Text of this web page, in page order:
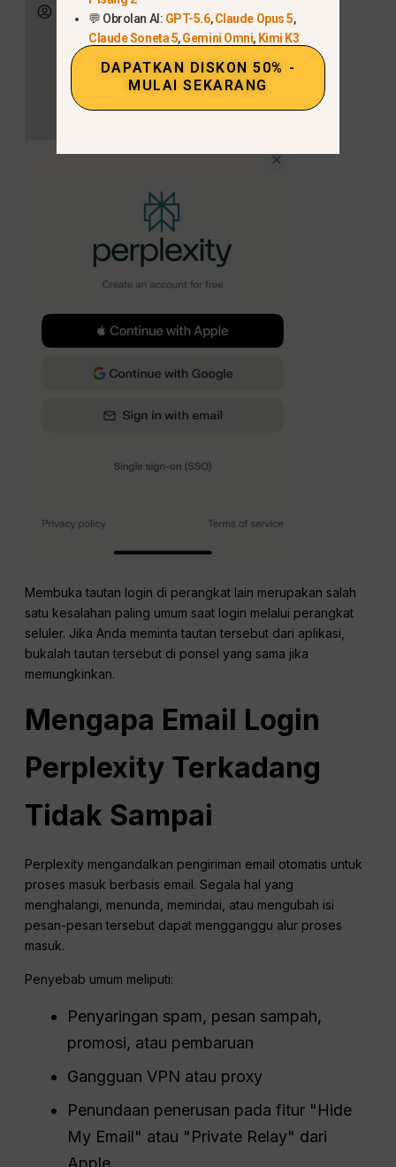
Membuka tautan login di perangkat lain merupakan salah
satu kesalahan paling umum saat login melalui perangkat
seluler. Jika Anda meminta tautan tersebut dari aplikasi,
bukalah tautan tersebut di ponsel yang sama jika
memungkinkan.
Mengapa Email Login
Perplexity Terkadang
Tidak Sampai
Perplexity mengandalkan pengiriman email otomatis untuk
proses masuk berbasis email. Segala hal yang
menghalangi, menunda, memindai, atau mengubah isi
pesan-pesan tersebut dapat mengganggu alur proses
masuk.
Penyebab umum meliputi:
Penyaringan spam, pesan sampah,
promosi, atau pembaruan
Gangguan VPN atau proxy
Penundaan penerusan pada fitur "Hide
My Email" atau "Private Relay" dari
Apple
💬 Obrolan AI: GPT-5.6,Claude Opus 5,
Claude Soneta 5,Gemini Omni, Kimi K3
DAPATKAN DISKON 50% -
MULAI SEKARANG